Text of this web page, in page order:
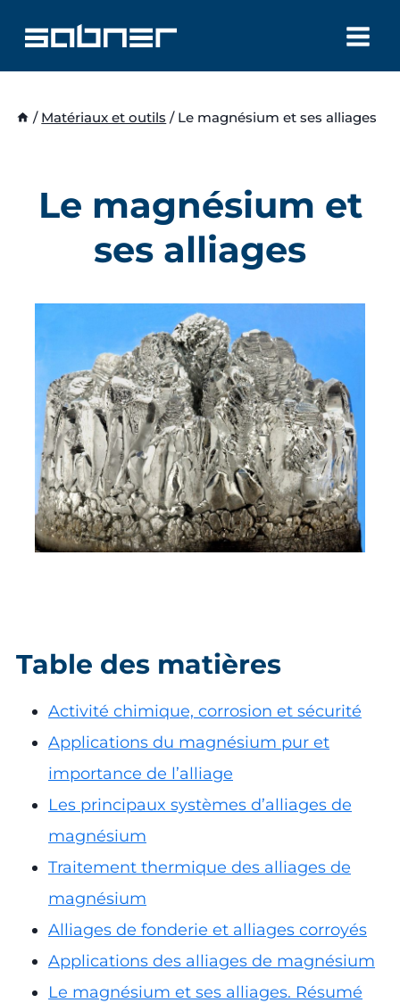
contenu
/ Matériaux et outils / Le magnésium et ses alliages
Le magnésium et
ses alliages
Table des matières
Activité chimique, corrosion et sécurité
Applications du magnésium pur et
importance de l’alliage
Les principaux systèmes d’alliages de
magnésium
Traitement thermique des alliages de
magnésium
Alliages de fonderie et alliages corroyés
Applications des alliages de magnésium
Le magnésium et ses alliages. Résumé